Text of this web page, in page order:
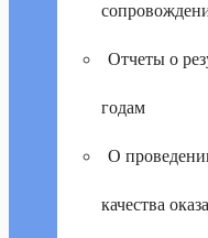
Отчеты о
годам
О
качества